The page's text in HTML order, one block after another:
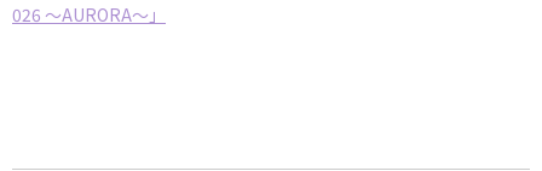
026 ～AURORA～」